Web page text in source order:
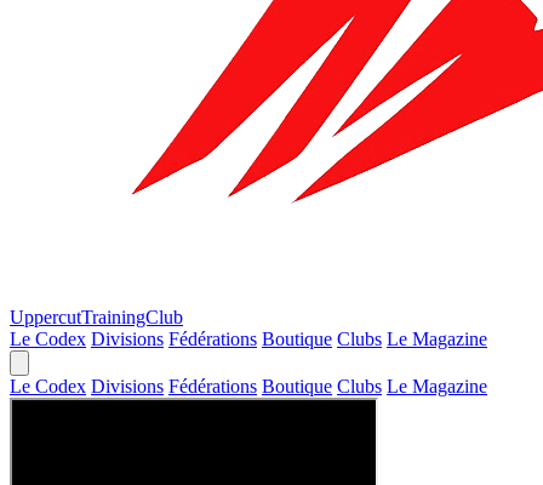
UppercutTrainingClub
Le Codex Divisions Fédérations Boutique Clubs Le Magazine
Le Codex Divisions Fédérations Boutique Clubs Le Magazine